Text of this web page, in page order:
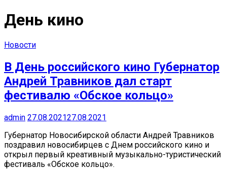
День кино
Новости
В День российского кино Губернатор
Андрей Травников дал старт
фестивалю «Обское кольцо»
admin 27.08.202127.08.2021
Губернатор Новосибирской области Андрей Травников
поздравил новосибирцев с Днем российского кино и
открыл первый креативный музыкально-туристический
фестиваль «Обское кольцо».